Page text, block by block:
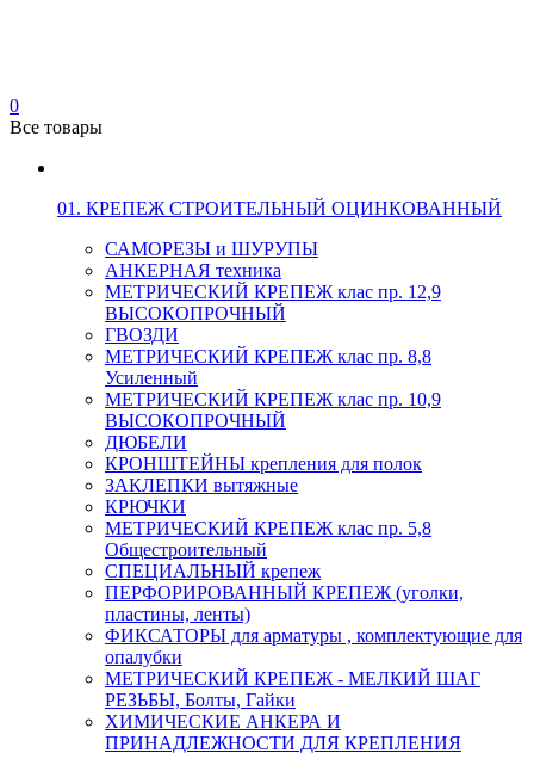
0
Все товары
01. КРЕПЕЖ СТРОИТЕЛЬНЫЙ ОЦИНКОВАННЫЙ
САМОРЕЗЫ и ШУРУПЫ
АНКЕРНАЯ техника
МЕТРИЧЕСКИЙ КРЕПЕЖ клас пр. 12,9
ВЫСОКОПРОЧНЫЙ
ГВОЗДИ
МЕТРИЧЕСКИЙ КРЕПЕЖ клас пр. 8,8
Усиленный
МЕТРИЧЕСКИЙ КРЕПЕЖ клас пр. 10,9
ВЫСОКОПРОЧНЫЙ
ДЮБЕЛИ
КРОНШТЕЙНЫ крепления для полок
ЗАКЛЕПКИ вытяжные
КРЮЧКИ
МЕТРИЧЕСКИЙ КРЕПЕЖ клас пр. 5,8
Общестроительный
СПЕЦИАЛЬНЫЙ крепеж
ПЕРФОРИРОВАННЫЙ КРЕПЕЖ (уголки,
пластины, ленты)
ФИКСАТОРЫ для арматуры , комплектующие для
опалубки
МЕТРИЧЕСКИЙ КРЕПЕЖ - МЕЛКИЙ ШАГ
РЕЗЬБЫ, Болты, Гайки
ХИМИЧЕСКИЕ АНКЕРА И
ПРИНАДЛЕЖНОСТИ ДЛЯ КРЕПЛЕНИЯ